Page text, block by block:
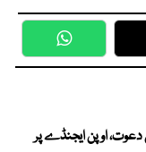
WhatsApp
دعوت، اوپن ایجنڈے پر